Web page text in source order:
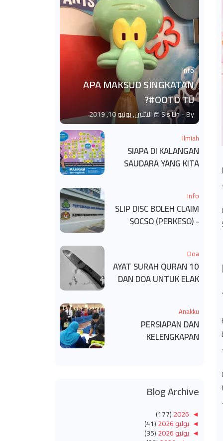
.
.
Info
APA MAKSUD SINGKATAN
#OOTD TU?
By -
Sis Lin الاثنين, يونيو 10, 2019
Ilmiah
SIAPA DI KALANGAN
SAUDARA YANG KITA
Info
SLIP DISC BOLEH CLAIM
SOCSO (PERKESO) -
Doa
10 AYAT SURAH QURAN
DAN DOA UNTUK ELAK
Anakku
PERSIAPAN DAN
KELENGKAPAN
Blog Archive
◄
2026
(177)
◄يوليو 2026 (41)
◄يونيو 2026 (35)